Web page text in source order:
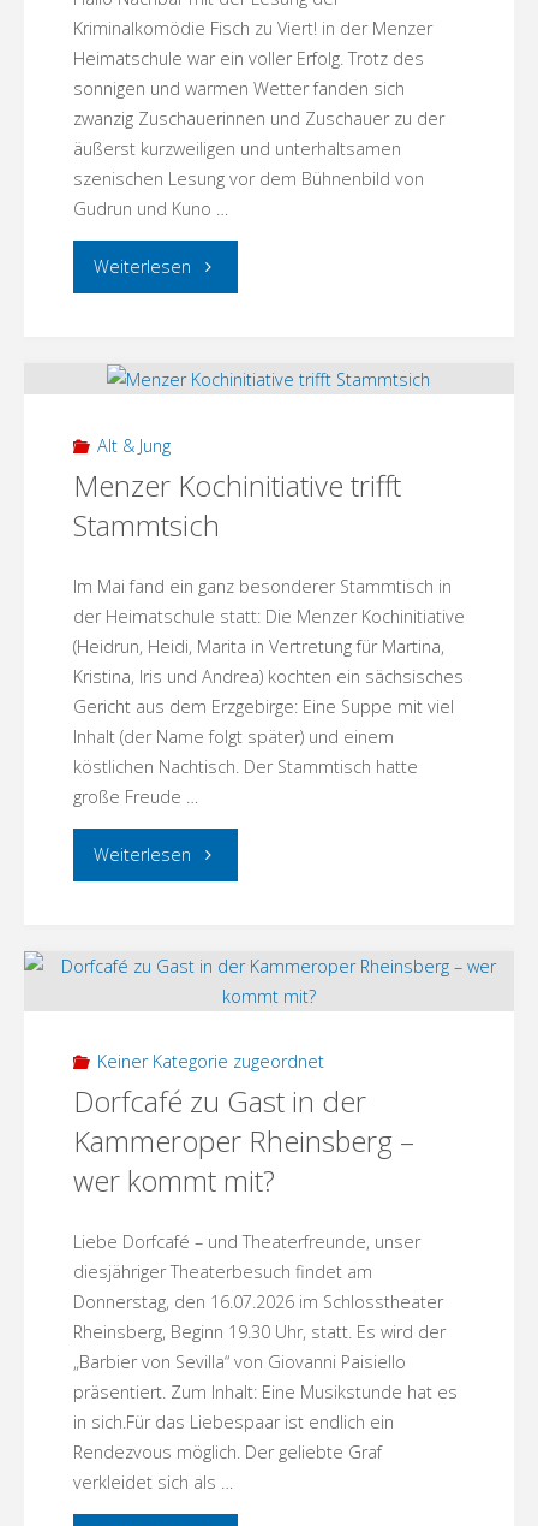
Kriminalkomödie Fisch zu Viert! in der Menzer
Heimatschule war ein voller Erfolg. Trotz des
sonnigen und warmen Wetter fanden sich
zwanzig Zuschauerinnen und Zuschauer zu der
äußerst kurzweiligen und unterhaltsamen
szenischen Lesung vor dem Bühnenbild von
Gudrun und Kuno …
Weiterlesen "Fisch
Viert
Zehdenicker
Theaterclub
Nachbar“
in
Menz"
Alt & Jung
Menzer Kochinitiative trifft
Stammtsich
Im Mai fand ein ganz besonderer Stammtisch in
der Heimatschule statt: Die Menzer Kochinitiative
(Heidrun, Heidi, Marita in Vertretung für Martina,
Kristina, Iris und Andrea) kochten ein sächsisches
Gericht aus dem Erzgebirge: Eine Suppe mit viel
Inhalt (der Name folgt später) und einem
köstlichen Nachtisch. Der Stammtisch hatte
große Freude …
Weiterlesen "Menzer
trifft
Stammtsich"
Keiner Kategorie zugeordnet
Dorfcafé zu Gast in der
Kammeroper Rheinsberg –
wer kommt mit?
Liebe Dorfcafé – und Theaterfreunde, unser
diesjähriger Theaterbesuch findet am
Donnerstag, den 16.07.2026 im Schlosstheater
Rheinsberg, Beginn 19.30 Uhr, statt. Es wird der
„Barbier von Sevilla“ von Giovanni Paisiello
präsentiert. Zum Inhalt: Eine Musikstunde hat es
in sich.Für das Liebespaar ist endlich ein
Rendezvous möglich. Der geliebte Graf
verkleidet sich als …